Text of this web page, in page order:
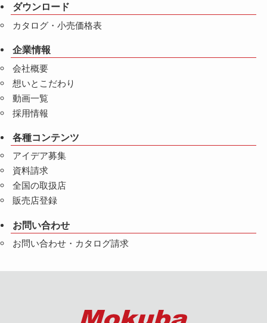
ダウンロード
カタログ・小売価格表
企業情報
会社概要
想いとこだわり
動画一覧
採用情報
各種コンテンツ
アイデア募集
資料請求
全国の取扱店
販売店登録
お問い合わせ
お問い合わせ・カタログ請求